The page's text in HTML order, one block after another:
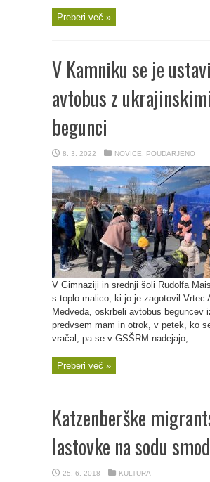
Preberi več »
V Kamniku se je
avtobus z ukrajinskimi
begunci
8. 3. 2022 NOVICE POUDARJENO
V Gimnaziji in srednji šoli Rudolfa
s toplo malico, ki jo je zagotovil Vrtec
Medveda, oskrbeli avtobus beguncev
predvsem mam in otrok, v petek, ko
vračal, pa se v GSŠRM nadejajo, ...
Preberi več »
Katzenberške
lastovke na sodu
25. 6. 2018 KULTURA